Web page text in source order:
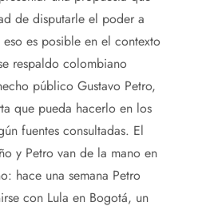
de disputarle el poder a
es posible en el contexto
respaldo colombiano
público Gustavo Petro,
que pueda hacerlo en los
fuentes consultadas. El
y Petro van de la mano en
hace una semana Petro
con Lula en Bogotá, un